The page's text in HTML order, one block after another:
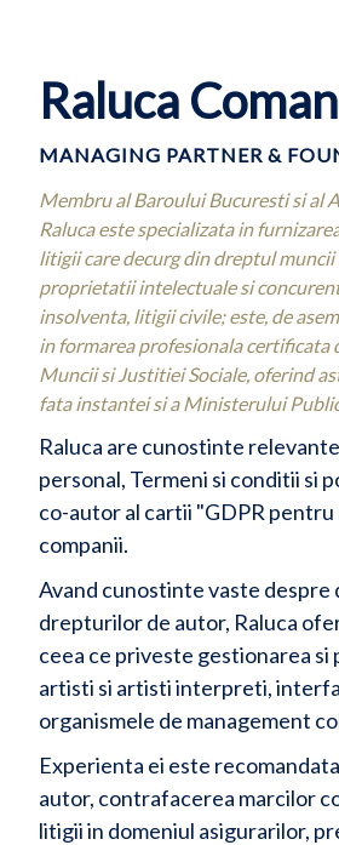
Raluca
MANAGING PARTNER &
Membru al Baroului Bucuresti si al
Raluca este specializata in
litigii care decurg din dreptul
proprietatii intelectuale si
insolventa, litigii civile; este, de
in formarea profesionala
Muncii si Justitiei Sociale, oferind
fata instantei si a Ministerului
Raluca are cunostinte
personal, Termeni si conditii si
co-autor al cartii "GDPR
companii.
Avand cunostinte vaste
drepturilor de autor, Raluca
ceea ce priveste gestionarea
artisti si artisti interpreti,
organismele de management
Experienta ei este
autor, contrafacerea marcilor
litigii in domeniul asigurarilor,